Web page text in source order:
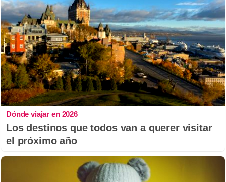
Dónde viajar en 2026
Los destinos que todos van a querer visitar
el próximo año